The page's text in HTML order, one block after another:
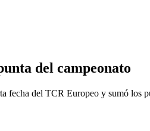
del campeonato
fecha del TCR Europeo y sumó los